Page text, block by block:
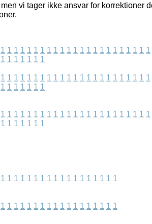
vi tager ikke ansvar for korrektioner
1 1 1 1 1 1 1 1 1 1 1 1 1 1 1 1 1 1 1 1 1 1 1
1 1 1 1 1 1 1
1 1 1 1 1 1 1 1 1 1 1 1 1 1 1 1 1 1 1 1 1 1 1
1 1 1 1 1 1 1
1 1 1 1 1 1 1 1 1 1 1 1 1 1 1 1 1 1 1 1 1 1 1
1 1 1 1 1 1 1
1 1 1 1 1 1 1 1 1 1 1 1 1 1 1 1 1 1
1 1 1 1 1 1 1 1 1 1 1 1 1 1 1 1 1 1